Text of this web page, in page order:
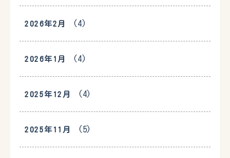
2026年2月 (4)
2026年1月 (4)
2025年12月 (4)
2025年11月 (5)